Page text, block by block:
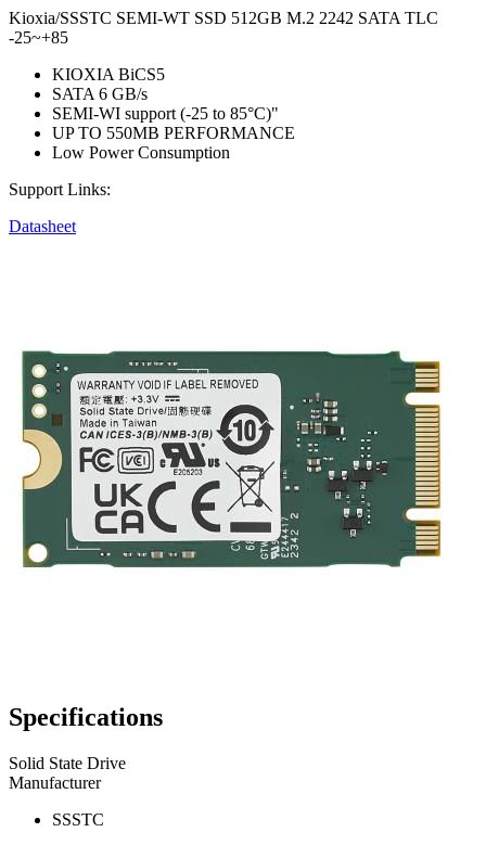
Kioxia/SSSTC SEMI-WT SSD 512GB M.2 2242 SATA TLC
-25~+85
KIOXIA BiCS5
SATA 6 GB/s
SEMI-WI support (-25 to 85°C)"
UP TO 550MB PERFORMANCE
Low Power Consumption
Support Links:
Datasheet
Specifications
Solid State Drive
Manufacturer
SSSTC